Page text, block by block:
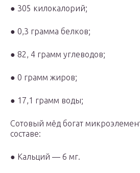
● 305 килокалорий;
● 0,3 грамма белков;
● 82, 4 грамм углеводов;
● 0 грамм жиров;
● 17,1 грамм воды;
Сотовый мёд богат
составе:
● Кальций — 6 мг.